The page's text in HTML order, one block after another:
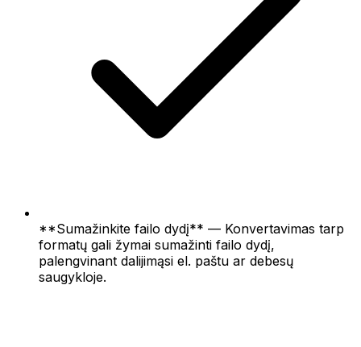
**Sumažinkite failo dydį** — Konvertavimas tarp
formatų gali žymai sumažinti failo dydį,
palengvinant dalijimąsi el. paštu ar debesų
saugykloje.